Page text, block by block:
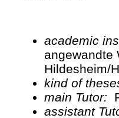
academic
angewandte
Hildesheim/
kind of
main Tutor:
assistant